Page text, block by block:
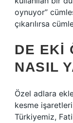
oynuyor”
çıkarılırsa
DE EKI
NASIL
Özel adlara
kesme
Türkiyemiz,